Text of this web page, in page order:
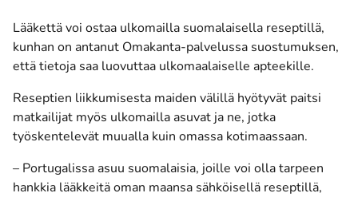
Lääkettä voi ostaa ulkomailla suomalaisella reseptillä,
kunhan on antanut Omakanta-palvelussa suostumuksen,
että tietoja saa luovuttaa ulkomaalaiselle apteekille.
Reseptien liikkumisesta maiden välillä hyötyvät paitsi
matkailijat myös ulkomailla asuvat ja ne, jotka
työskentelevät muualla kuin omassa kotimaassaan.
– Portugalissa asuu suomalaisia, joille voi olla tarpeen
hankkia lääkkeitä oman maansa sähköisellä reseptillä,